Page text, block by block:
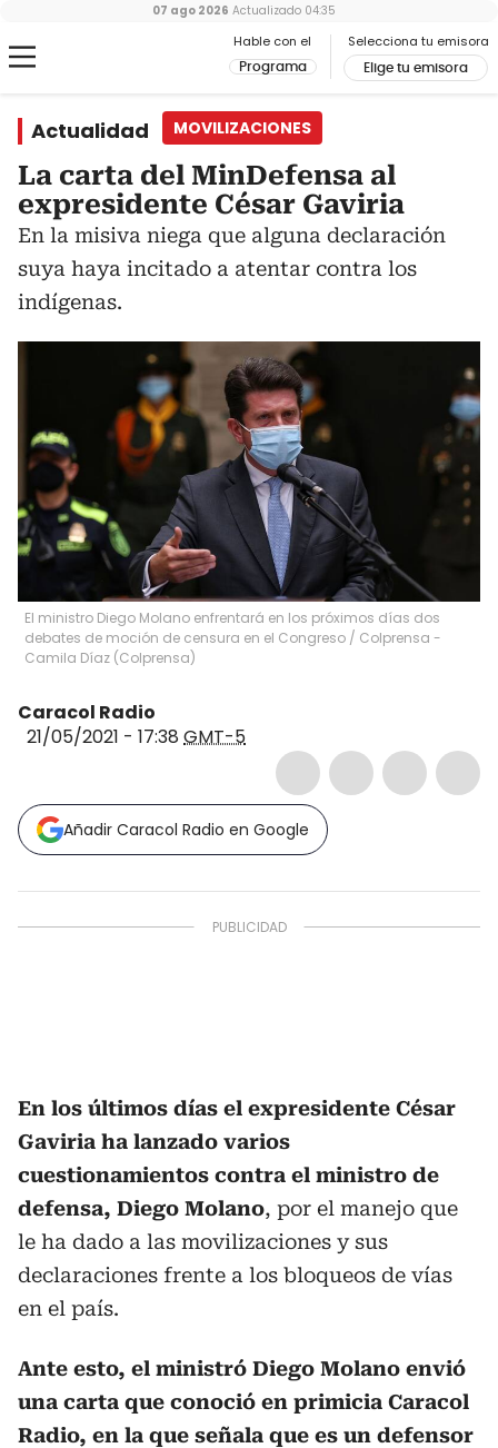
Hable con el
Programa
Selecciona tu emisora
Elige tu emisora
07 ago 2026 Actualizado 04:35
Actualidad MOVILIZACIONES
La carta del MinDefensa al
expresidente César Gaviria
En la misiva niega que alguna declaración
suya haya incitado a atentar contra los
indígenas.
El ministro Diego Molano enfrentará en los próximos días dos
debates de moción de censura en el Congreso / Colprensa -
Camila Díaz (Colprensa)
Caracol Radio
21/05/2021 - 17:38 GMT-5
Añadir Caracol Radio en Google
En los últimos días el expresidente César
Gaviria ha lanzado varios
cuestionamientos contra el ministro de
defensa, Diego Molano, por el manejo que
le ha dado a las movilizaciones y sus
declaraciones frente a los bloqueos de vías
en el país.
Ante esto, el ministró Diego Molano envió
una carta que conoció en primicia Caracol
Radio, en la que señala que es un defensor